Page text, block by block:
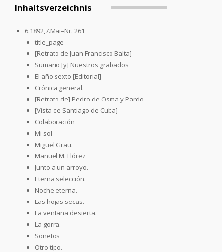
Inhaltsverzeichnis
6.1892,7.Mai=Nr. 261
title_page
[Retrato de Juan Francisco Balta]
Sumario [y] Nuestros grabados
El año sexto [Editorial]
Crónica general.
[Retrato de] Pedro de Osma y Pardo
[Vista de Santiago de Cuba]
Colaboración
Mi sol
Miguel Grau.
Manuel M. Flórez
Junto a un arroyo.
Eterna selección.
Noche eterna.
Las hojas secas.
La ventana desierta.
La gorra.
Sonetos
Otro tipo.